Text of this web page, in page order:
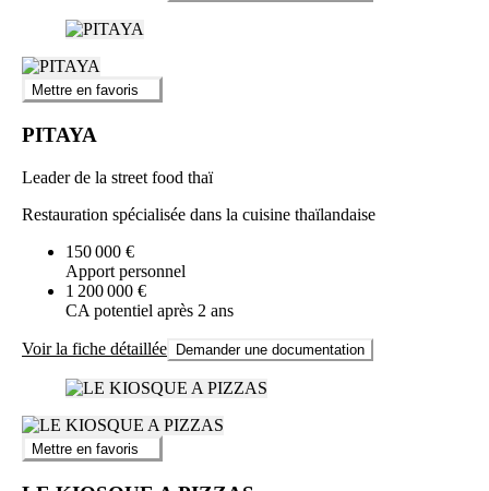
Mettre en favoris
PITAYA
Leader de la street food thaï
Restauration spécialisée dans la cuisine thaïlandaise
150 000 €
Apport personnel
1 200 000 €
CA potentiel après 2 ans
Voir la fiche détaillée Demander une documentation
Mettre en favoris